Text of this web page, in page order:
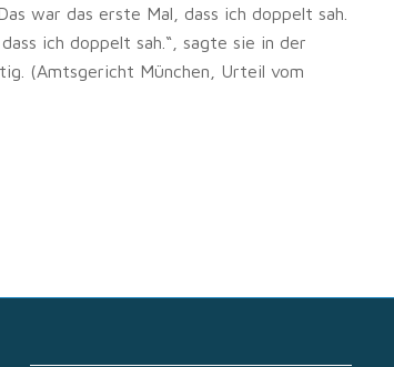
war das erste Mal, dass ich doppelt sah.
ich doppelt sah.“, sagte sie in der
(Amtsgericht München, Urteil vom